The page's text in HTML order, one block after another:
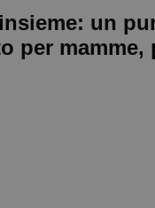
un
per mamme,